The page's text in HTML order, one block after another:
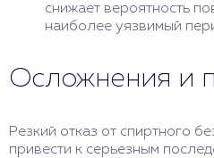
снижает вероятность
наиболее уязвимый
Осложнения и
Резкий отказ от спиртного
привести к серьезным